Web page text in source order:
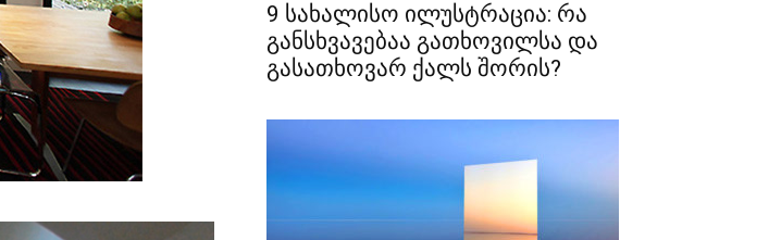
9 სახალისო ილუსტრაცია: რა
განსხვავებაა გათხოვილსა და
გასათხოვარ ქალს შორის?